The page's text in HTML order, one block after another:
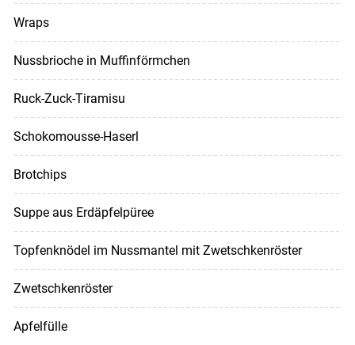
Wraps
Nussbrioche in Muffinförmchen
Ruck-Zuck-Tiramisu
Schokomousse-Haserl
Brotchips
Suppe aus Erdäpfelpüree
Topfenknödel im Nussmantel mit Zwetschkenröster
Zwetschkenröster
Apfelfülle